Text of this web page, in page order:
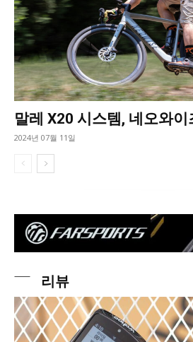
말레 X20 시스템, 네오와이
2024년 07월 11일
리뷰